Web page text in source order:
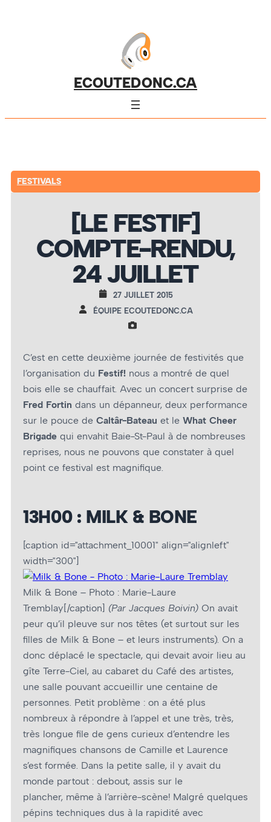
ECOUTEDONC.CA
FESTIVALS
[LE FESTIF]
COMPTE-RENDU,
24 JUILLET
27 JUILLET 2015
ÉQUIPE ECOUTEDONC.CA
C’est en cette deuxième journée de festivités que
l’organisation du Festif! nous a montré de quel
bois elle se chauffait. Avec un concert surprise de
Fred Fortin dans un dépanneur, deux performance
sur le pouce de Caltâr-Bateau et le What Cheer
Brigade qui envahit Baie-St-Paul à de nombreuses
reprises, nous ne pouvons que constater à quel
point ce festival est magnifique.
13H00 : MILK & BONE
[caption id="attachment_10001" align="alignleft"
width="300"]
Milk & Bone – Photo : Marie-Laure
Tremblay[/caption] (Par Jacques Boivin) On avait
peur qu’il pleuve sur nos têtes (et surtout sur les
filles de Milk & Bone – et leurs instruments). On a
donc déplacé le spectacle, qui devait avoir lieu au
gîte Terre-Ciel, au cabaret du Café des artistes,
une salle pouvant accueillir une centaine de
personnes. Petit problème : on a été plus
nombreux à répondre à l’appel et une très, très,
très longue file de gens curieux d’entendre les
magnifiques chansons de Camille et Laurence
s’est formée. Dans la petite salle, il y avait du
monde partout : debout, assis sur le
plancher, même à l’arrière-scène! Malgré quelques
pépins techniques dus à la rapidité avec